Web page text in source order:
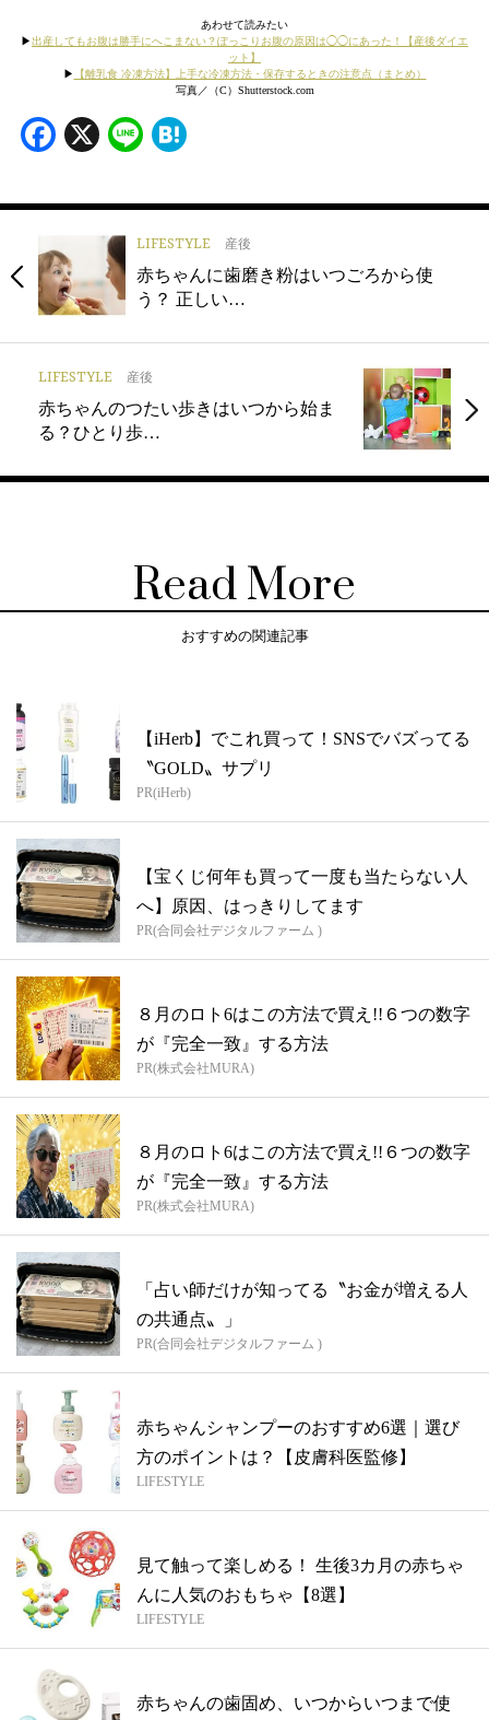
あわせて読みたい
▶出産してもお腹は勝手にへこまない？ぽっこりお腹の原因は◯◯にあった！【産後ダイエ
ット】
▶
【離乳食 冷凍方法】上手な冷凍方法・保存するときの注意点（まとめ）
写真／（C）Shutterstock.com
Facebook
X Line
LIFESTYLE 産後
赤ちゃんに歯磨き粉はいつごろから使
う？ 正しい…
LIFESTYLE 産後
赤ちゃんのつたい歩きはいつから始ま
る？ひとり歩…
Read More
おすすめの関連記事
【iHerb】でこれ買って！SNSでバズってる
〝GOLD〟サプリ
PR(iHerb)
【宝くじ何年も買って一度も当たらない人
へ】原因、はっきりしてます
PR(合同会社デジタルファーム )
８月のロト6はこの方法で買え!!６つの数字
が『完全一致』する方法
PR(株式会社MURA)
８月のロト6はこの方法で買え!!６つの数字
が『完全一致』する方法
PR(株式会社MURA)
「占い師だけが知ってる〝お金が増える人
の共通点〟」
PR(合同会社デジタルファーム )
赤ちゃんシャンプーのおすすめ6選｜選び
方のポイントは？【皮膚科医監修】
LIFESTYLE
見て触って楽しめる！ 生後3カ月の赤ちゃ
んに人気のおもちゃ【8選】
LIFESTYLE
赤ちゃんの歯固め、いつからいつまで使